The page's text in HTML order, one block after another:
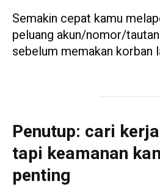
Semakin cepat kamu
peluang akun/nomor/
sebelum memakan korban
Penutup: cari
tapi keamanan
penting